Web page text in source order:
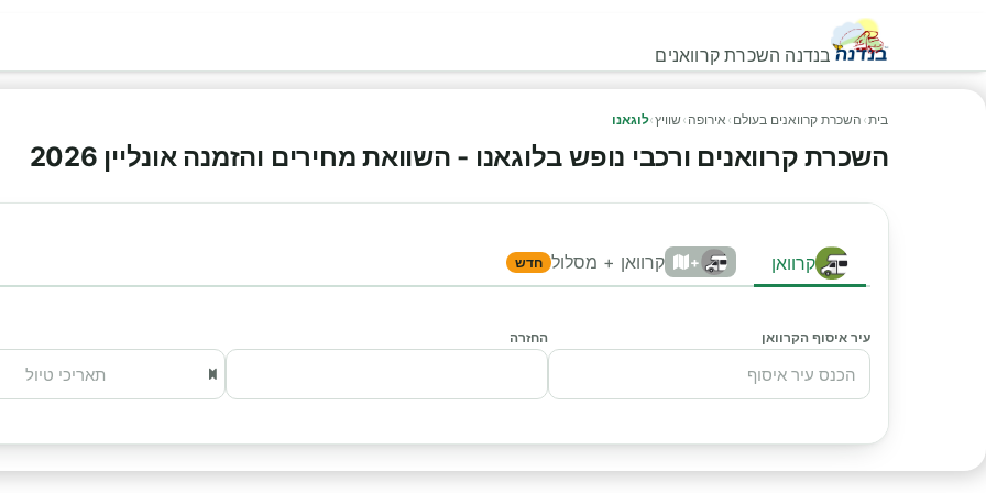
בנדנה השכרת קרוואנים
בית› השכרת קרוואנים בעולם › אירופה ›שוויץ›לוגאנו
השכרת קרוואנים ורכבי נופש בלוגאנו - השוואת מחירים והזמנה אונליין 2026
קרוואן + קרוואן + מסלול חדש
עיר איסוף הקרוואן החזרה